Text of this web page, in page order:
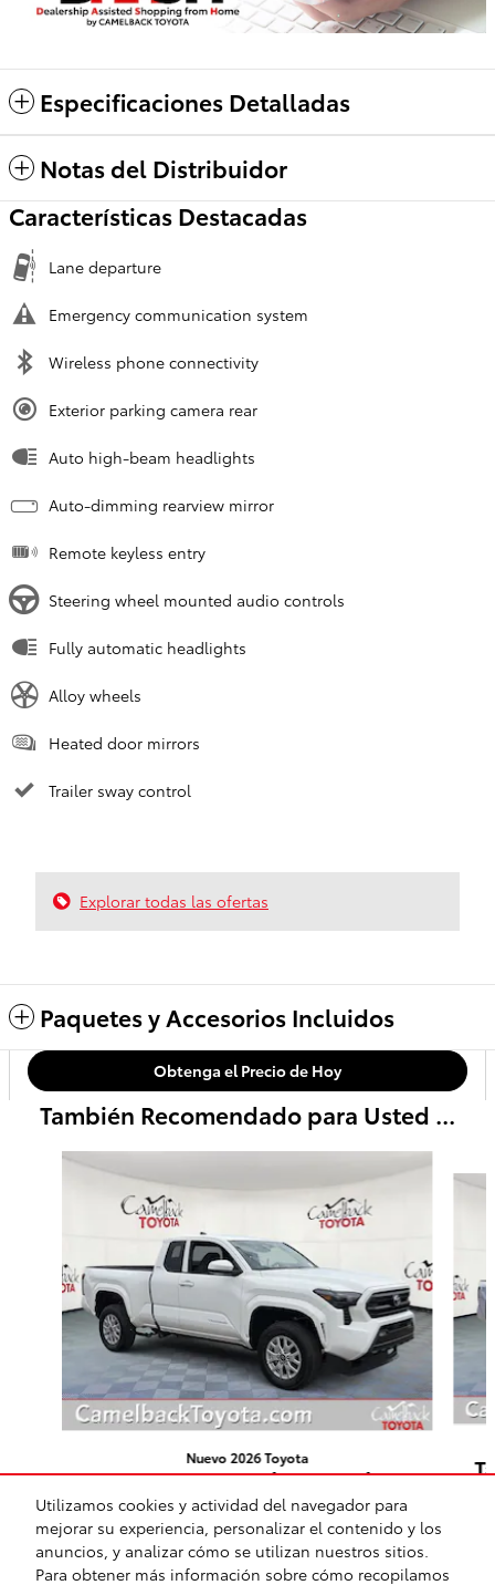
Utilizamos cookies y actividad del navegador para
mejorar su experiencia, personalizar el contenido y los
anuncios, y analizar cómo se utilizan nuestros sitios.
Para obtener más información sobre cómo recopilamos
Especificaciones Detalladas
Notas del Distribuidor
Características Destacadas
Lane departure
Emergency communication system
Wireless phone connectivity
Exterior parking camera rear
Auto high-beam headlights
Auto-dimming rearview mirror
Remote keyless entry
Steering wheel mounted audio controls
Fully automatic headlights
Alloy wheels
Heated door mirrors
Trailer sway control
Explorar todas las ofertas
Paquetes y Accesorios Incluidos
Obtenga el Precio de Hoy
También Recomendado para Usted ...
Slide 1 of 9
Nuevo 2026 Toyota
Tacoma SR5 Truck XtraCab 8-
Speed Automatic w/OD 4x2
$39,054